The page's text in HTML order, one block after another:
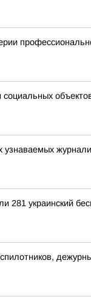
узнаваемых
украинский